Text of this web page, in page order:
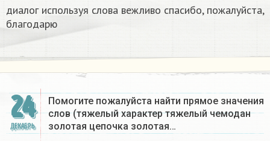
диалог используя слова вежливо спасибо, пожалуйста,
благодарю
24
ДЕКАБРЬ
Помогите пожалуйста найти прямое значения
слов (тяжелый характер тяжелый чемодан
золотая цепочка золотая…